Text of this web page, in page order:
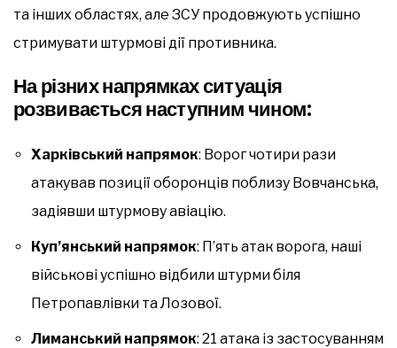
та інших областях, але ЗСУ продовжують успішно
стримувати штурмові дії противника.
На різних напрямках ситуація
розвивається наступним чином:
Харківський напрямок: Ворог чотири рази
атакував позиції оборонців поблизу Вовчанська,
задіявши штурмову авіацію.
Куп’янський напрямок: П’ять атак ворога, наші
військові успішно відбили штурми біля
Петропавлівки та Лозової.
Лиманський напрямок: 21 атака із застосуванням